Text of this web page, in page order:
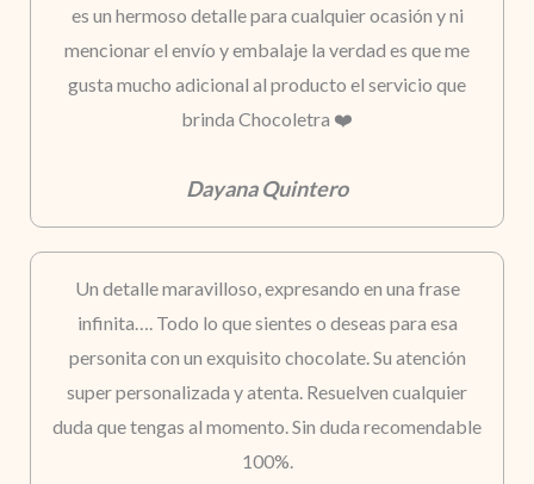
es un hermoso detalle para cualquier ocasión y ni
mencionar el envío y embalaje la verdad es que me
gusta mucho adicional al producto el servicio que
brinda Chocoletra ❤️
Dayana Quintero
Un detalle maravilloso, expresando en una frase
infinita…. Todo lo que sientes o deseas para esa
personita con un exquisito chocolate. Su atención
super personalizada y atenta. Resuelven cualquier
duda que tengas al momento. Sin duda recomendable
100%.